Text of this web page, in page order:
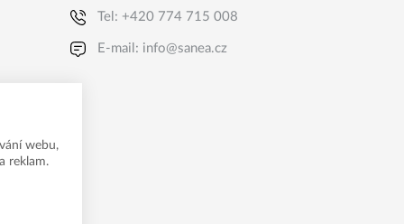
Tel: +420 774 715 008
E-mail: info@sanea.cz
webu,
reklam.